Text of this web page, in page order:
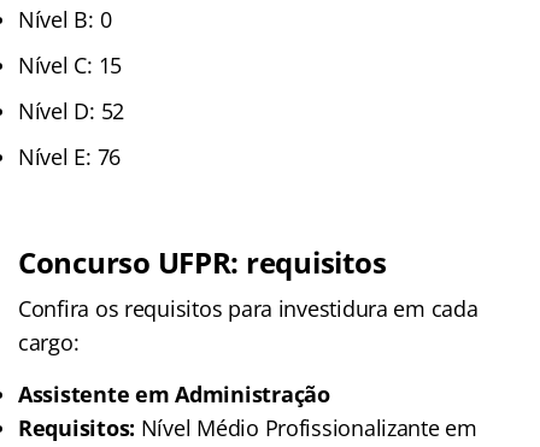
Nível B: 0
Nível C: 15
Nível D: 52
Nível E: 76
Concurso UFPR: requisitos
Confira os requisitos para investidura em cada
cargo:
Assistente em Administração
Requisitos: Nível Médio Profissionalizante em